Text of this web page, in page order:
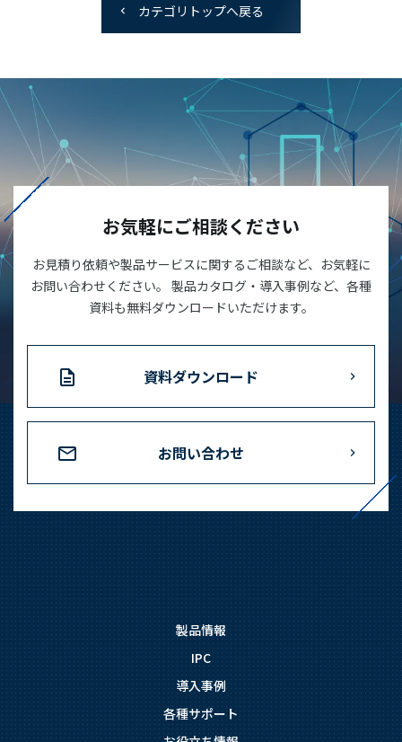
カテゴリトップへ戻る
お気軽にご相談ください
お見積り依頼や製品サービスに関するご相談など、お気軽に
お問い合わせください。 製品カタログ・導入事例など、各種
資料も無料ダウンロードいただけます。
資料ダウンロード
お問い合わせ
製品情報
IPC
導入事例
各種サポート